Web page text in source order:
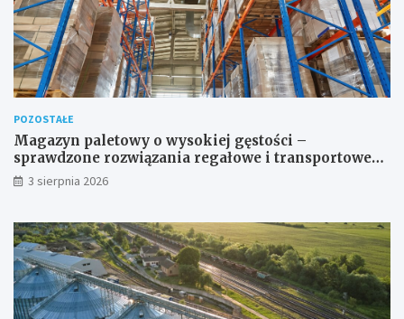
POZOSTAŁE
Magazyn paletowy o wysokiej gęstości –
sprawdzone rozwiązania regałowe i transportowe
dla wymagających przestrzeni
3 sierpnia 2026